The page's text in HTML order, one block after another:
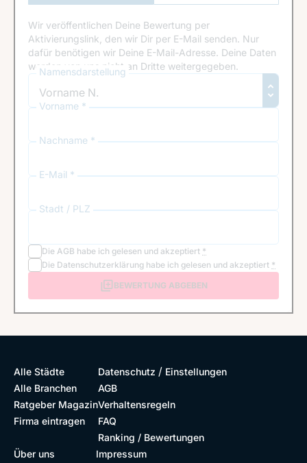
Anmeldung
Wir veröffentlichen Deine Bewertung per
Aktivierungslink, den wir Dir per E-Mail senden. Nur
dafür benötigen wir Deine E-Mail-Adresse. Deine Daten
werden von uns nicht an Dritte weitergegeben.
Namensdarstellung
Vorname *
Nachname *
E-Mail *
Stadt / PLZ
Die AGB habe ich gelesen und akzeptiert *
Die Datenschutzerklärung habe ich gelesen und akzeptiert *
BEWERTUNG ABGEBEN
Alle Städte
Alle Branchen
Ratgeber Magazin
Firma eintragen
Datenschutz / Einstellungen
AGB
Verhaltensregeln
FAQ
Ranking / Bewertungen
Über uns
Impressum